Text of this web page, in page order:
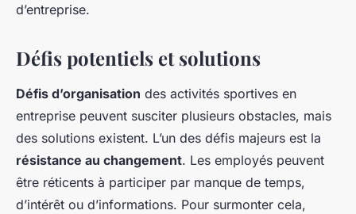
d’entreprise.
Défis potentiels et solutions
Défis d’organisation des activités sportives en
entreprise peuvent susciter plusieurs obstacles, mais
des solutions existent. L’un des défis majeurs est la
résistance au changement. Les employés peuvent
être réticents à participer par manque de temps,
d’intérêt ou d’informations. Pour surmonter cela,